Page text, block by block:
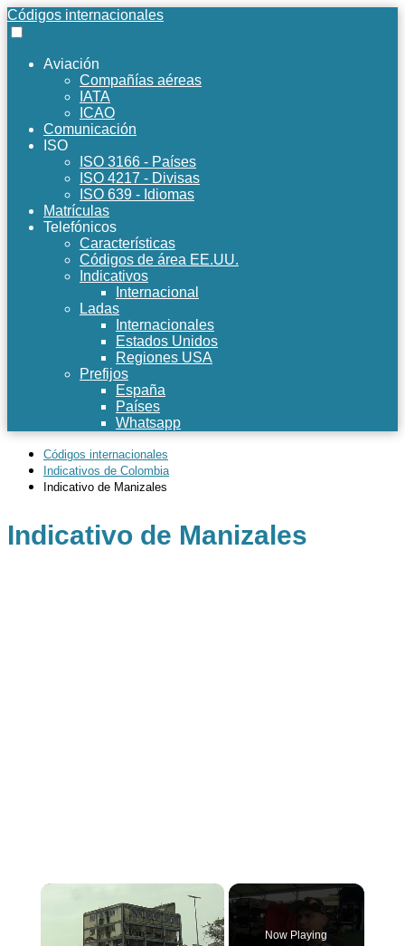
Códigos internacionales
Aviación
Compañías aéreas
IATA
ICAO
Comunicación
ISO
ISO 3166 - Países
ISO 4217 - Divisas
ISO 639 - Idiomas
Matrículas
Telefónicos
Características
Códigos de área EE.UU.
Indicativos
Internacional
Ladas
Internacionales
Estados Unidos
Regiones USA
Prefijos
España
Países
Whatsapp
Códigos internacionales
Indicativos de Colombia
Indicativo de Manizales
Indicativo de Manizales
×
Now Playing